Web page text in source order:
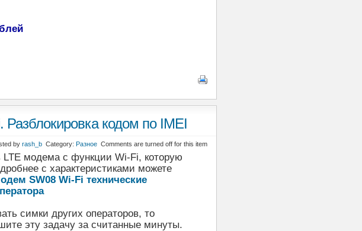
кодом по IMEI
by rash_b Category: Разное Comments are turned off for this item
модема с функции Wi-Fi, которую
с характеристиками можете
SW08 Wi-Fi технические
симки других операторов, то
эту задачу за считанные минуты.